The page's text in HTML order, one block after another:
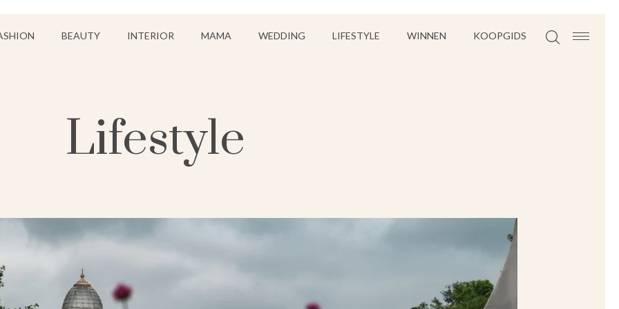
BEAUTY INTERIOR MAMA WEDDING LIFESTYLE WINNEN KOOPGIDS
Lifestyle